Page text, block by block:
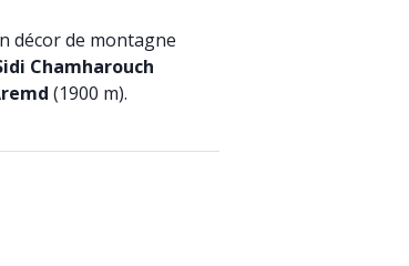
décor de montagne
Chamharouch
(1900 m).